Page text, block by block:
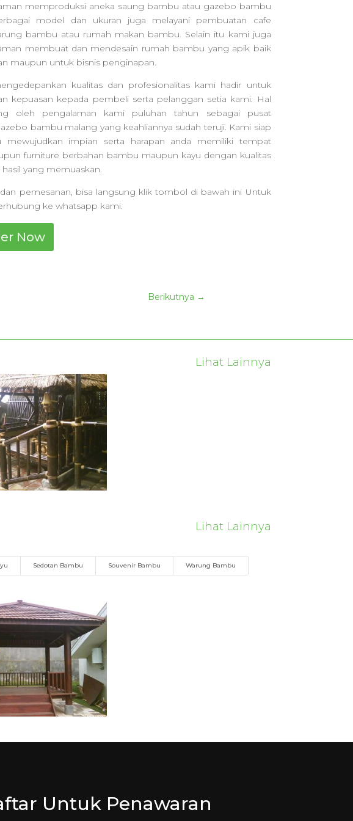
memproduksi aneka saung bambu atau gazebo bambu
model dan ukuran juga melayani pembuatan cafe
bambu atau rumah makan bambu. Selain itu kami juga
membuat dan mendesain rumah bambu yang apik baik
maupun untuk bisnis penginapan.
kualitas dan profesionalitas kami hadir untuk
kepuasan kepada pembeli serta pelanggan setia kami. Hal
oleh pengalaman kami puluhan tahun sebagai pusat
bambu malang yang keahliannya sudah teruji. Kami siap
mewujudkan impian serta harapan anda memiliki tempat
furniture berbahan bambu maupun kayu dengan kualitas
yang memuaskan.
pemesanan, bisa langsung klik tombol di bawah ini Untuk
ke whatsapp kami.
Now
Berikutnya →
Lihat Lainnya
Lihat Lainnya
Sedotan Bambu Souvenir Bambu Warung Bambu
Untuk Penawaran